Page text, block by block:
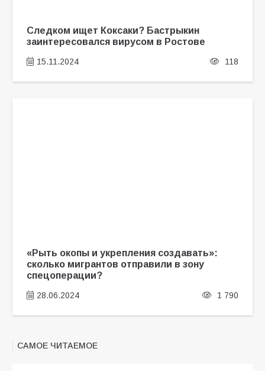
Следком ищет Коксаки? Бастрыкин
заинтересовался вирусом в Ростове
15.11.2024 118
«Рыть окопы и укрепления создавать»:
сколько мигрантов отправили в зону
спецоперации?
28.06.2024 1 790
САМОЕ ЧИТАЕМОЕ